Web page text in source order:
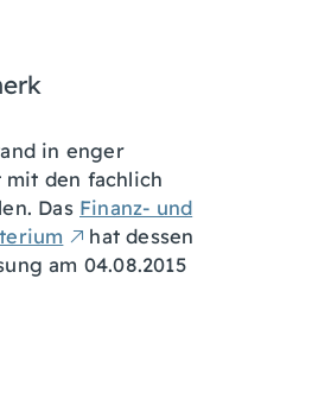
in enger
mit den fachlich
Das Finanz- und
hat dessen
am 04.08.2015